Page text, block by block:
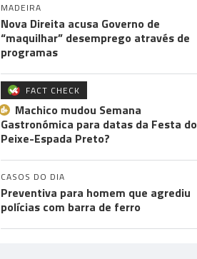
MADEIRA
Nova Direita acusa Governo de
“maquilhar” desemprego através de
programas
FACT CHECK
Machico mudou Semana
Gastronómica para datas da Festa do
Peixe-Espada Preto?
CASOS DO DIA
Preventiva para homem que agrediu
polícias com barra de ferro